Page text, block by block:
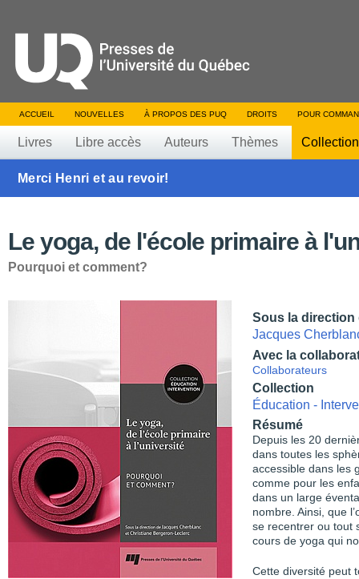
ACCUEIL NOUVELLES À PROPOS DES PUQ DROITS POUR
Livres Libre accès Auteurs Thèmes
Merci Henri et au revoir!
Le yoga, de l'école primaire à
Pourquoi et comment?
Sous la direction
Jacques
Avec la
Collaborateurs
Collection
Éducation -
Résumé
Depuis les 20
dans toutes les
accessible dans les
comme pour les
dans un large
nombre. Ainsi, que
se recentrer ou tout
cours de yoga qui
Cette diversité peut